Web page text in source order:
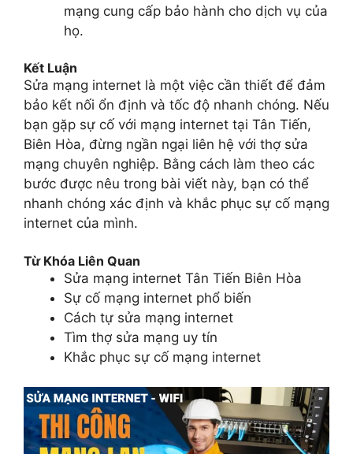
mạng cung cấp bảo hành cho dịch vụ của
họ.
Kết Luận
Sửa mạng internet là một việc cần thiết để đảm
bảo kết nối ổn định và tốc độ nhanh chóng. Nếu
bạn gặp sự cố với mạng internet tại Tân Tiến,
Biên Hòa, đừng ngần ngại liên hệ với thợ sửa
mạng chuyên nghiệp. Bằng cách làm theo các
bước được nêu trong bài viết này, bạn có thể
nhanh chóng xác định và khắc phục sự cố mạng
internet của mình.
Từ Khóa Liên Quan
Sửa mạng internet Tân Tiến Biên Hòa
Sự cố mạng internet phổ biến
Cách tự sửa mạng internet
Tìm thợ sửa mạng uy tín
Khắc phục sự cố mạng internet